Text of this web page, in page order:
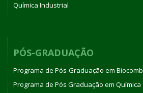
Química Industrial
PÓS-GRADUAÇÃO
Programa de Pós-Graduação em
Programa de Pós Graduação em Química